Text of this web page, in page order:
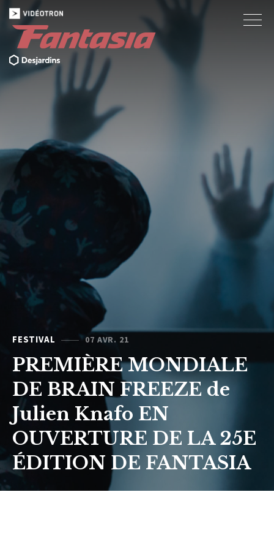
FESTIVAL 07 AVR. 21
PREMIÈRE MONDIALE
DE BRAIN FREEZE de
Julien Knafo EN
OUVERTURE DE LA 25E
ÉDITION DE FANTASIA